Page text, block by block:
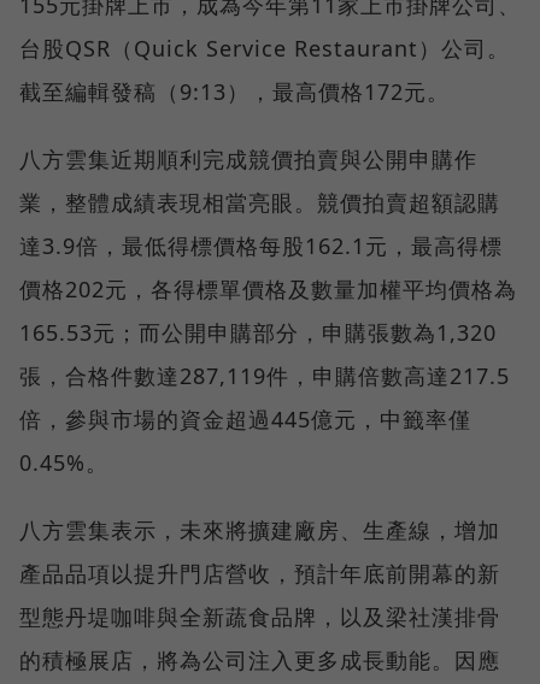
台股QSR（Quick Service Restaurant）公司。
截至編輯發稿（9:13），最高價格172元。
八方雲集近期順利完成競價拍賣與公開申購作
業，整體成績表現相當亮眼。競價拍賣超額認購
達3.9倍，最低得標價格每股162.1元，最高得標
價格202元，各得標單價格及數量加權平均價格為
165.53元；而公開申購部分，申購張數為1,320
張，合格件數達287,119件，申購倍數高達217.5
倍，參與市場的資金超過445億元，中籤率僅
0.45%。
八方雲集表示，未來將擴建廠房、生產線，增加
產品品項以提升門店營收，預計年底前開幕的新
型態丹堤咖啡與全新蔬食品牌，以及梁社漢排骨
的積極展店，將為公司注入更多成長動能。因應